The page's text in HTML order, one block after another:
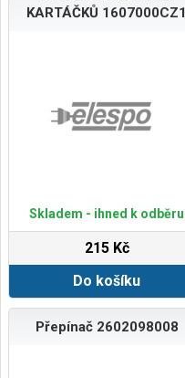
KARTÁČKŮ 1607000CZ1
Skladem - ihned k odběru
215 Kč
Do košíku
Přepínač 2602098008